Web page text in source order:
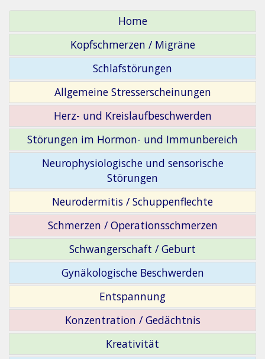
Home
Kopfschmerzen / Migräne
Schlafstörungen
Allgemeine Stresserscheinungen
Herz- und Kreislaufbeschwerden
Störungen im Hormon- und Immunbereich
Neurophysiologische und sensorische
Störungen
Neurodermitis / Schuppenflechte
Schmerzen / Operationsschmerzen
Schwangerschaft / Geburt
Gynäkologische Beschwerden
Entspannung
Konzentration / Gedächtnis
Kreativität